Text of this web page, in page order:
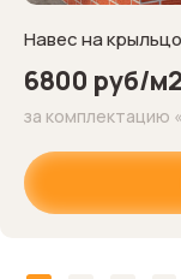
Навес на
6800 руб/м2
за комплектацию